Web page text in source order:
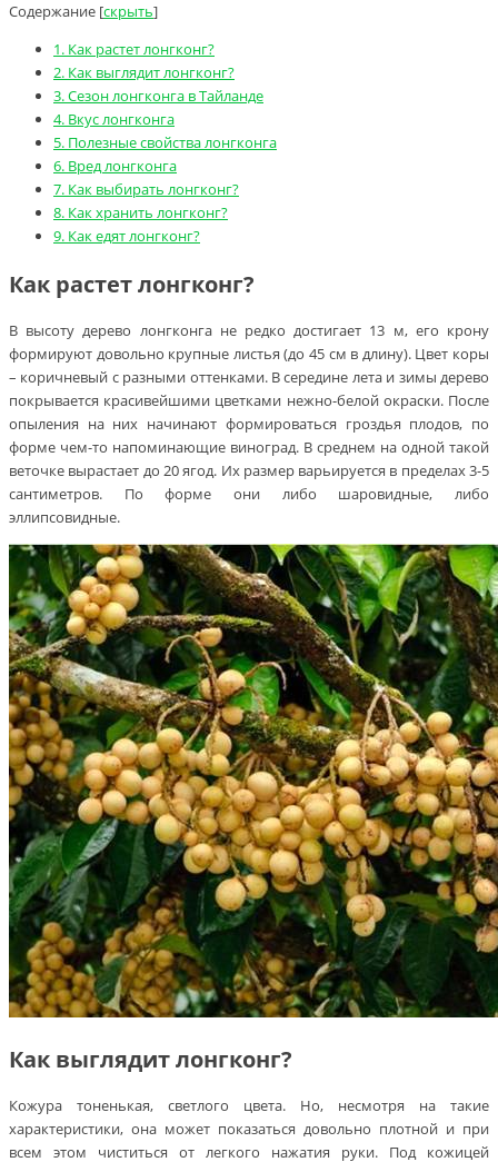
Содержание [скрыть]
1. Как растет лонгконг?
2. Как выглядит лонгконг?
3.Сезон лонгконга в Тайланде
4. Вкус лонгконга
5. Полезные свойства лонгконга
6. Вред лонгконга
7. Как выбирать лонгконг?
8. Как хранить лонгконг?
9. Как едят лонгконг?
Как растет лонгконг?
В высоту дерево лонгконга не редко достигает 13 м, его крону
формируют довольно крупные листья (до 45 см в длину). Цвет коры
– коричневый с разными оттенками. В середине лета и зимы дерево
покрывается красивейшими цветками нежно-белой окраски. После
опыления на них начинают формироваться гроздья плодов, по
форме чем-то напоминающие виноград. В среднем на одной такой
веточке вырастает до 20 ягод. Их размер варьируется в пределах 3-5
сантиметров. По форме они либо шаровидные, либо
эллипсовидные.
Как выглядит лонгконг?
Кожура тоненькая, светлого цвета. Но, несмотря на такие
характеристики, она может показаться довольно плотной и при
всем этом чиститься от легкого нажатия руки. Под кожицей